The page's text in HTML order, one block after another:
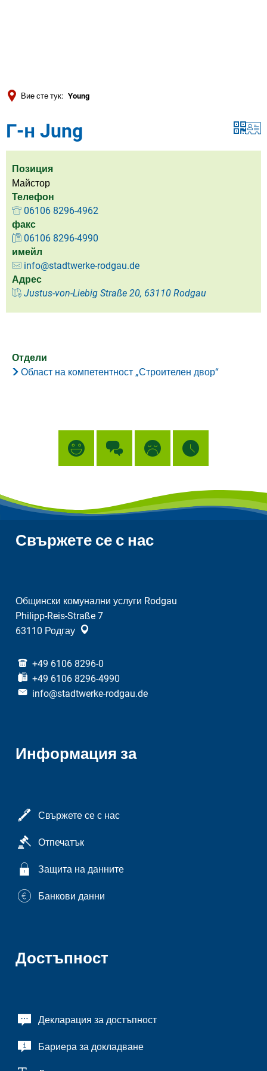
Вие сте тук: Young
Г-н Jung
Позиция
Майстор
Телефон
06106 8296-4962
факс
06106 8296-4990
имейл
info@stadtwerke-rodgau.de
Адрес
Justus-von-Liebig Straße 20, 63110 Rodgau
Отдели
Област на компетентност „Строителен двор“
Свържете се с нас
Общински комунални услуги Rodgau
Philipp-Reis-Straße 7
63110 Родгау
+49 6106 8296-0
+49 6106 8296-4990
info@stadtwerke-rodgau.de
Информация за
Свържете се с нас
Отпечатък
Защита на данните
Банкови данни
Достъпност
Декларация за достъпност
Бариера за докладване